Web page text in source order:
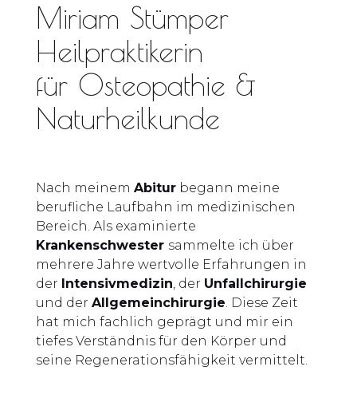
Miriam Stümper
Heilpraktikerin
für Osteopathie &
Naturheilkunde
Nach meinem Abitur begann meine
berufliche Laufbahn im medizinischen
Bereich. Als examinierte
Krankenschwester sammelte ich über
mehrere Jahre wertvolle Erfahrungen in
der Intensivmedizin, der Unfallchirurgie
und der Allgemeinchirurgie. Diese Zeit
hat mich fachlich geprägt und mir ein
tiefes Verständnis für den Körper und
seine Regenerationsfähigkeit vermittelt.